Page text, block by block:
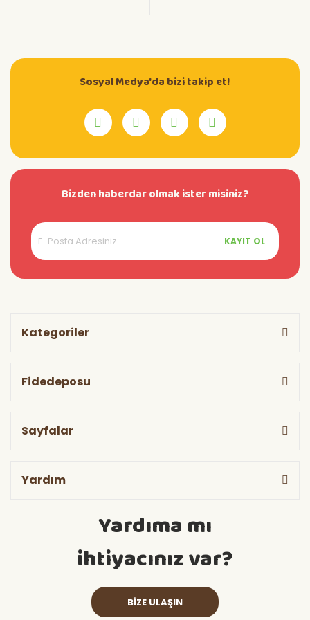
Sosyal Medya'da bizi takip et!
Bizden haberdar olmak ister misiniz?
KAYIT OL
Kategoriler
Fidedeposu
Sayfalar
Yardım
Yardıma mı
ihtiyacınız var?
BİZE ULAŞIN